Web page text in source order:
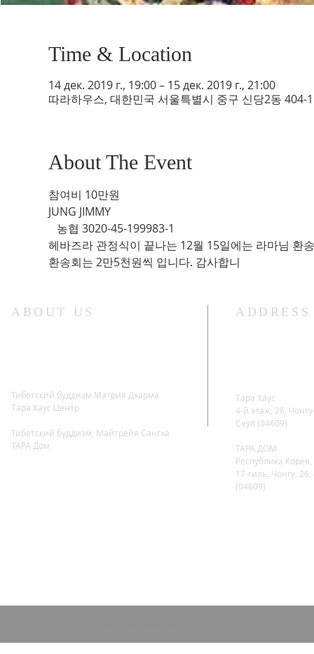
Time & Location
14 дек. 2019 г., 19:00 – 15 дек. 2019 г., 21:00
따라하우스, 대한민국 서울특별시 중구 신당2동 404-1
About The Event
참여비 10만원
JUNG JIMMY
농협 3020-45-199983-1
헤바즈라 관정식이 끝나는 12월 15일에는 라마님 환
환송회는 2만5천원씩 입니다. 감사합니
ABOUT US
Тибетский буддизм Матрия Дхарма
​Тара Хаус Центр
Тибетский буддизм, Майтрейя Сангха
ТАРА Дом
ADDRESS
Тара Хаус
4-й этаж, 26,
Сеул (04609)
ТАРА ДОМ
Республика
17-гиль, Чонгу,
(04609)